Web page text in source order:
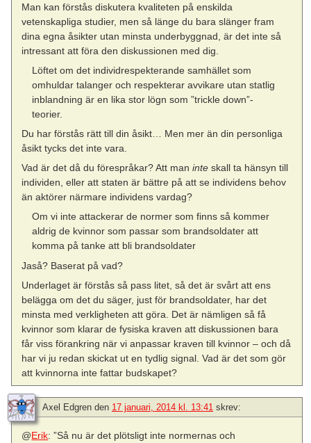
Man kan förstås diskutera kvaliteten på enskilda
vetenskapliga studier, men så länge du bara slänger fram
dina egna åsikter utan minsta underbyggnad, är det inte så
intressant att föra den diskussionen med dig.
Löftet om det individrespekterande samhället som
omhuldar talanger och respekterar avvikare utan statlig
inblandning är en lika stor lögn som ”trickle down”-
teorier.
Du har förstås rätt till din åsikt… Men mer än din personliga
åsikt tycks det inte vara.
Vad är det då du förespråkar? Att maninte skall ta hänsyn till
individen, eller att staten är bättre på att se individens behov
än aktörer närmare individens vardag?
Om vi inte attackerar de normer som finns så kommer
aldrig de kvinnor som passar som brandsoldater att
komma på tanke att bli brandsoldater
Jaså? Baserat på vad?
Underlaget är förstås så pass litet, så det är svårt att ens
belägga om det du säger, just för brandsoldater, har det
minsta med verkligheten att göra. Det är nämligen så få
kvinnor som klarar de fysiska kraven att diskussionen bara
får viss förankring när vi anpassar kraven till kvinnor – och då
har vi ju redan skickat ut en tydlig signal. Vad är det som gör
att kvinnorna inte fattar budskapet?
Axel Edgren den 17 januari, 2014 kl. 13:41 skrev:
@Erik: ”Så nu är det plötsligt inte normernas och